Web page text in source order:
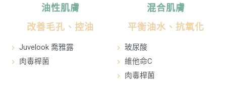
油性肌膚
改善毛孔、控油
Juvelook 喬雅露
肉毒桿菌
混合肌膚
平衡油水、抗氧化
玻尿酸
維他命C
肉毒桿菌